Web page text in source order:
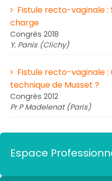
Fistule recto-vaginale
charge
Congrès 2018
Y. Panis (Clichy)
Fistule recto-vaginale
technique de Musset ?
Congrès 2012
Pr P Madelenat (Paris)
Espace